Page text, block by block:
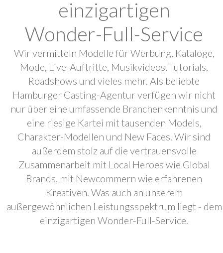
einzigartigen
Wonder-Full-Service
Wir vermitteln Modelle für Werbung, Kataloge,
Mode, Live-Auftritte, Musikvideos, Tutorials,
Roadshows und vieles mehr. Als beliebte
Hamburger Casting-Agentur verfügen wir nicht
nur über eine umfassende Branchenkenntnis und
eine riesige Kartei mit tausenden Models,
Charakter-Modellen und New Faces. Wir sind
außerdem stolz auf die vertrauensvolle
Zusammenarbeit mit Local Heroes wie Global
Brands, mit Newcommern wie erfahrenen
Kreativen. Was auch an unserem
außergewöhnlichen Leistungsspektrum liegt - dem
einzigartigen Wonder-Full-Service.